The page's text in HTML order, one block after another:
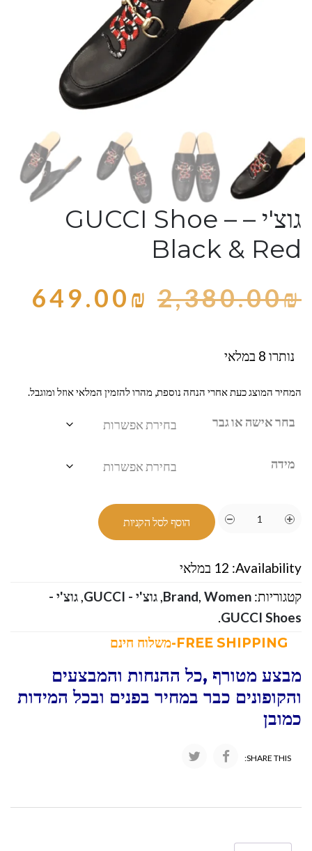
גוצ'י – GUCCI Shoe –
Black & Red
2,380.00₪
649.00₪
נותרו 8 במלאי
המחיר המוצג כעת אחרי הנחה נוספת, מהרו להזמין המלאי אוזל ומוגבל.
בחר אישה או גבר
מידה
הוסף לסל הקניות
Availability: 12 במלאי
קטגוריות:
Brand, Women
,גוצ'י - GUCCI ,גוצ'י -
GUCCI Shoes
.
מבצע מטורף ,כל ההנחות והמבצעים
והקופונים כבר במחיר בפנים ובכל המידות
כמובן
SHARE THIS: